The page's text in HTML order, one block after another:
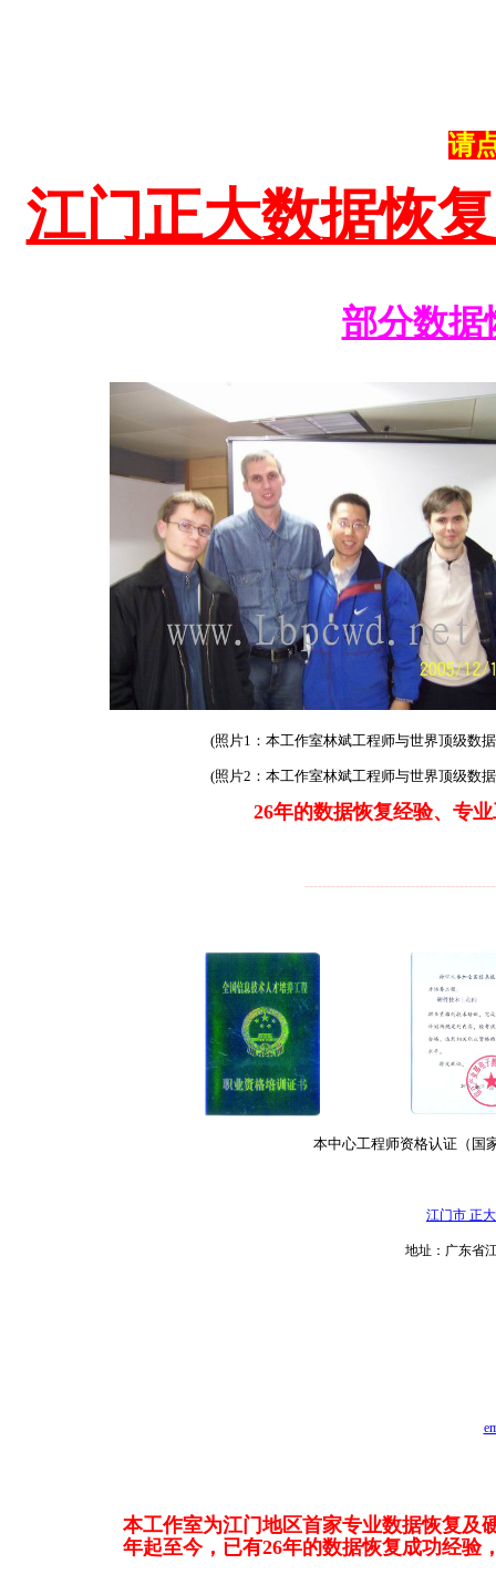
请
江门正大数据恢
部分数据
(照片1：本工作室林斌工程师与世界顶级数
(照片2：本工作室林斌工程师与世界顶级数
26年的数据恢复经验、专
本中心工程师资格认证（国
江门市 正
地址： 广东省
本工作室为江门地区首家专业数据恢复及
年起至今，已有26年的数据恢复成功经验